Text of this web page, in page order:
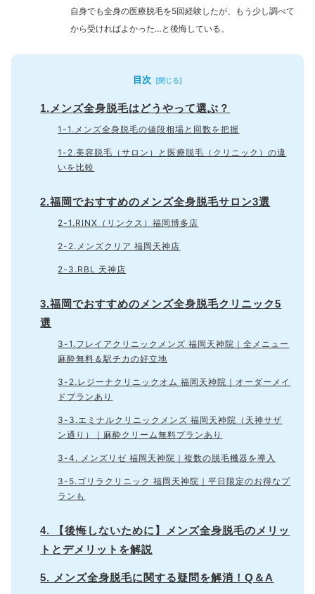
自身でも全身の医療脱毛を5回経験したが、もう少し調べて
から受ければよかった…と後悔している。
目次
1.メンズ全身脱毛はどうやって選ぶ？
1-1.メンズ全身脱毛の値段相場と回数を把握
1-2.美容脱毛（サロン）と医療脱毛（クリニック）の違
いを比較
2.福岡でおすすめのメンズ全身脱毛サロン3選
2-1.RINX（リンクス）福岡博多店
2-2.メンズクリア 福岡天神店
2-3.RBL 天神店
3.福岡でおすすめのメンズ全身脱毛クリニック5
選
3-1.フレイアクリニックメンズ 福岡天神院｜全メニュー
麻酔無料＆駅チカの好立地
3-2.レジーナクリニックオム 福岡天神院｜オーダーメイ
ドプランあり
3-3.エミナルクリニックメンズ 福岡天神院（天神サザ
ン通り）｜麻酔クリーム無料プランあり
3-4. メンズリゼ 福岡天神院｜複数の脱毛機器を導入
3-5.ゴリラクリニック 福岡天神院｜平日限定のお得なプ
ランも
4. 【後悔しないために】メンズ全身脱毛のメリッ
トとデメリットを解説
5. メンズ全身脱毛に関する疑問を解消！Q＆A